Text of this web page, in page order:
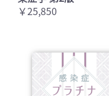
￥25,850